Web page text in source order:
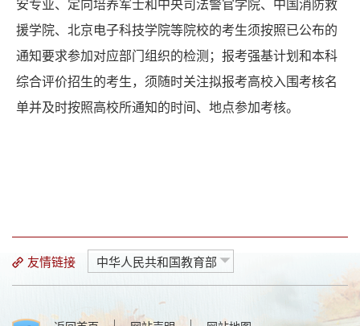
安专业、定向培养军士和中央司法警官学院、中国消防救
援学院、北京电子科技学院等院校的考生须按照已公布的
通知要求参加对应部门组织的检测；报考强基计划和本科
综合评价招生的考生，须随时关注拟报考高校入围考核名
单并及时按照高校所通知的时间、地点参加考核。
友情链接 中华人民共和国教育部